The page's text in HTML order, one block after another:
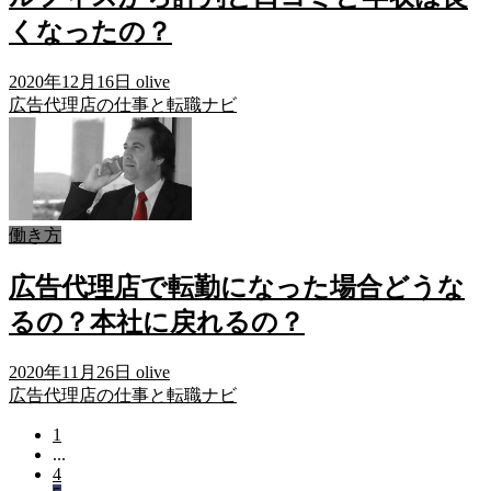
くなったの？
2020年12月16日 olive
広告代理店の仕事と転職ナビ
働き方
広告代理店で転勤になった場合どうな
るの？本社に戻れるの？
2020年11月26日 olive
広告代理店の仕事と転職ナビ
1
...
4